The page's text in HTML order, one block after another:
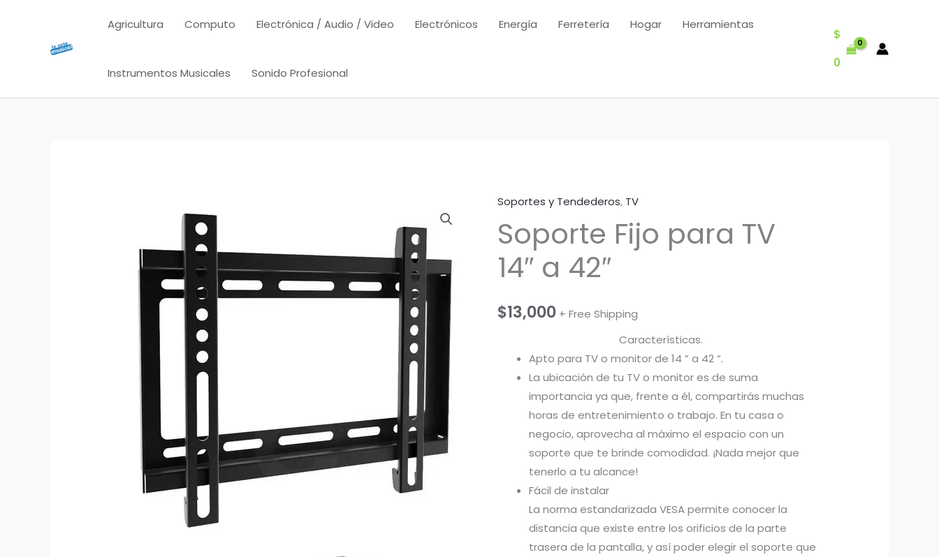
contenido
Agricultura Computo Electrónica / Audio / Video Electrónicos Energía Ferretería Hogar Herramientas
Instrumentos Musicales Sonido Profesional
$
0
Soportes y Tendederos, TV
Soporte Fijo para TV
14″ a 42″
$13,000 + Free Shipping
Características.
Apto para TV o monitor de 14 ” a 42 “.
La ubicación de tu TV o monitor es de suma
importancia ya que, frente a él, compartirás muchas
horas de entretenimiento o trabajo. En tu casa o
negocio, aprovecha al máximo el espacio con un
soporte que te brinde comodidad. ¡Nada mejor que
tenerlo a tu alcance!
Fácil de instalar
La norma estandarizada VESA permite conocer la
distancia que existe entre los orificios de la parte
trasera de la pantalla, y así poder elegir el soporte que